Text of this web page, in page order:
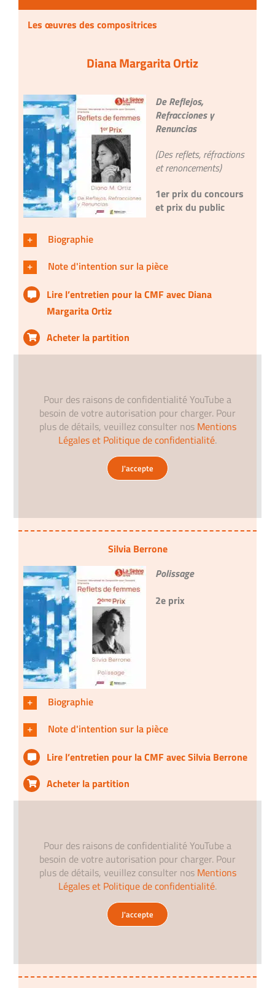
Les œuvres des compositrices
Diana Margarita Ortiz
De Reflejos,
Refracciones y
Renuncias
(Des reflets, réfractions
et renoncements)
1er prix du concours
et prix du public
Biographie
Note d'intention sur la pièce
Lire l’entretien pour la CMF avec Diana
Margarita Ortiz
Acheter la partition
Pour des raisons de confidentialité YouTube a
besoin de votre autorisation pour charger. Pour
plus de détails, veuillez consulter nos Mentions
Légales et Politique de confidentialité.
J'accepte
Silvia Berrone
Polissage
2e prix
Biographie
Note d'intention sur la pièce
Lire l’entretien pour la CMF avecSilvia Berrone
Acheter la partition
Pour des raisons de confidentialité YouTube a
besoin de votre autorisation pour charger. Pour
plus de détails, veuillez consulter nos Mentions
Légales et Politique de confidentialité.
J'accepte